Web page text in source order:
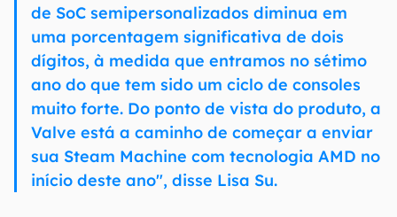
de SoC semipersonalizados diminua em
uma porcentagem significativa de dois
dígitos, à medida que entramos no sétimo
ano do que tem sido um ciclo de consoles
muito forte. Do ponto de vista do produto, a
Valve está a caminho de começar a enviar
sua Steam Machine com tecnologia AMD no
início deste ano", disse Lisa Su.